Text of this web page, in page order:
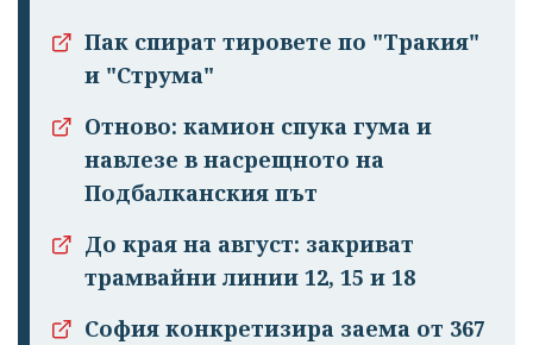
Пак спират тировете по "Тракия"
и "Струма"
Отново: камион спука гума и
навлезе в насрещното на
Подбалканския път
До края на август: закриват
трамвайни линии 12, 15 и 18
София конкретизира заема от 367